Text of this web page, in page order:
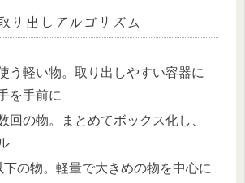
り出しアルゴリズム
う軽い物。取り出しやすい容器に
を手前に
回の物。まとめてボックス化し、
下の物。軽量で大きめの物を中心に